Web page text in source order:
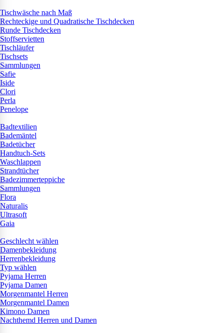
Tischwäsche nach Maß
Rechteckige und Quadratische Tischdecken
Runde Tischdecken
Stoffservietten
Tischläufer
Tischsets
Sammlungen
Safie
Iside
Clori
Perla
Penelope
Badtextilien
Bademäntel
Badetücher
Handtuch-Sets
Waschlappen
Strandtücher
Badezimmerteppiche
Sammlungen
Flora
Naturalis
Ultrasoft
Gaia
Geschlecht wählen
Damenbekleidung
Herrenbekleidung
Typ wählen
Pyjama Herren
Pyjama Damen
Morgenmantel Herren
Morgenmantel Damen
Kimono Damen
Nachthemd Herren und Damen